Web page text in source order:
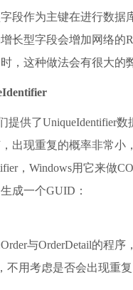
段作为主键在进行数据
长型字段会增加网络的
，这种做法会有很大的
提供了UniqueIdentifier
出现重复的概率非常小
，Windows用它来做
成一个GUID：
与OrderDetail的程
不用考虑是否会出现重复